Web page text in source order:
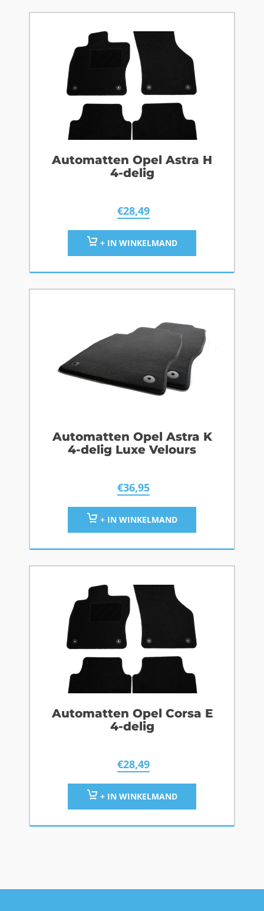
Automatten Opel Astra H
4-delig
€28,49
+ IN WINKELMAND
Automatten Opel Astra K
4-delig Luxe Velours
€36,95
+ IN WINKELMAND
Automatten Opel Corsa E
4-delig
€28,49
+ IN WINKELMAND